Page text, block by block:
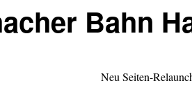
Bahn
Neu Seiten-